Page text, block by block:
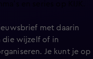
met daarin
die wijzelf of in
Je kunt je op